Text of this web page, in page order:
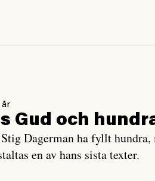
år
Gud och
Dagerman ha fyllt
en av hans sista texter.